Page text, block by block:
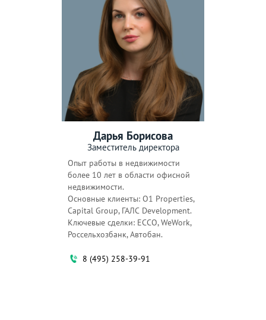
Дарья Борисова
Заместитель директора
Опыт работы в недвижимости
более 10 лет в области офисной
недвижимости.
Основные клиенты: O1 Properties,
Capital Group, ГАЛС Development.
Ключевые сделки: ECCO, WeWork,
Россельхозбанк, Автобан.
8 (495) 258-39-91